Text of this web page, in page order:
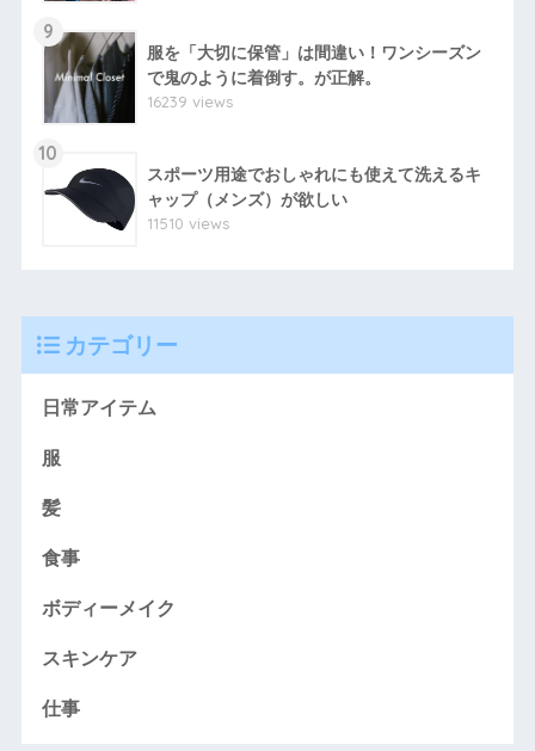
9
服を「大切に保管」は間違い！ワンシーズン
で鬼のように着倒す。が正解。
16239 views
10
スポーツ用途でおしゃれにも使えて洗えるキ
ャップ（メンズ）が欲しい
11510 views
カテゴリー
日常アイテム
服
髪
食事
ボディーメイク
スキンケア
仕事